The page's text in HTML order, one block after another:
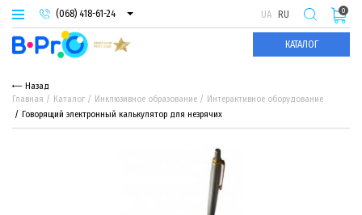
(068) 418-61-24
(093) 974-66-94
(095) 987-29-55
UA RU
КАТАЛОГ
0
Назад
Главная
Каталог Инклюзивное образование
Интерактивное оборудование
Говорящий электронный калькулятор для незрячих